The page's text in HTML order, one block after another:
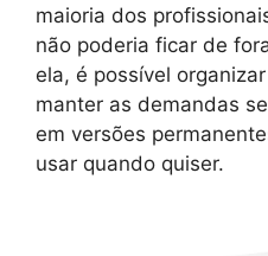
maioria dos
não poderia ficar de
ela, é possível
manter as demandas
em versões
usar quando quiser.